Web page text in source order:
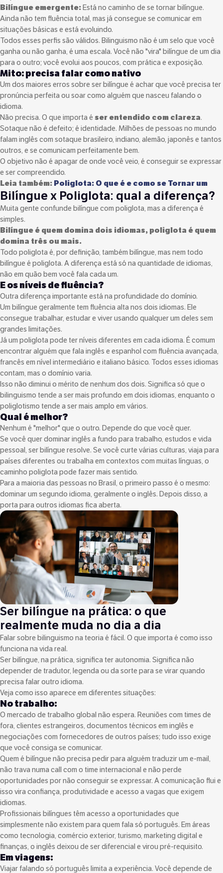
Bilíngue emergente:Está no caminho de se tornar bilíngue.
Ainda não tem fluência total, mas já consegue se comunicar em
situações básicas e está evoluindo.
Todos esses perfis são válidos. Bilinguismo não é um selo que você
ganha ou não ganha, é uma escala. Você não "vira" bilíngue de um dia
para o outro; você evolui aos poucos, com prática e exposição.
Mito: precisa falar como nativo
Um dos maiores erros sobre ser bilíngue é achar que você precisa ter
pronúncia perfeita ou soar como alguém que nasceu falando o
idioma.
Não precisa. O que importa é ser entendido com clareza.
Sotaque não é defeito; é identidade. Milhões de pessoas no mundo
falam inglês com sotaque brasileiro, indiano, alemão, japonês e tantos
outros, e se comunicam perfeitamente bem.
O objetivo não é apagar de onde você veio, é conseguir se expressar
e ser compreendido.
Leia também: Poliglota: O que é e como se Tornar um
Bilíngue x Poliglota: qual a diferença?
Muita gente confunde bilíngue com poliglota, mas a diferença é
simples.
Bilíngue é quem domina dois idiomas, poliglota é quem
domina três ou mais.
Todo poliglota é, por definição, também bilíngue, mas nem todo
bilíngue é poliglota. A diferença está só na quantidade de idiomas,
não em quão bem você fala cada um.
E os níveis de fluência?
Outra diferença importante está na profundidade do domínio.
Um bilíngue geralmente tem fluência alta nos dois idiomas. Ele
consegue trabalhar, estudar e viver usando qualquer um deles sem
grandes limitações.
Já um poliglota pode ter níveis diferentes em cada idioma. É comum
encontrar alguém que fala inglês e espanhol com fluência avançada,
francês em nível intermediário e italiano básico. Todos esses idiomas
contam, mas o domínio varia.
Isso não diminui o mérito de nenhum dos dois. Significa só que o
bilinguismo tende a ser mais profundo em dois idiomas, enquanto o
poliglotismo tende a ser mais amplo em vários.
Qual é melhor?
Nenhum é "melhor" que o outro. Depende do que você quer.
Se você quer dominar inglês a fundo para trabalho, estudos e vida
pessoal, ser bilíngue resolve. Se você curte várias culturas, viaja para
países diferentes ou trabalha em contextos com muitas línguas, o
caminho poliglota pode fazer mais sentido.
Para a maioria das pessoas no Brasil, o primeiro passo é o mesmo:
dominar um segundo idioma, geralmente o inglês. Depois disso, a
porta para outros idiomas fica aberta.
Ser bilíngue na prática: o que
realmente muda no dia a dia
Falar sobre bilinguismo na teoria é fácil. O que importa é como isso
funciona na vida real.
Ser bilíngue, na prática, significa ter autonomia. Significa não
depender de tradutor, legenda ou da sorte para se virar quando
precisa falar outro idioma.
Veja como isso aparece em diferentes situações:
No trabalho:
O mercado de trabalho global não espera. Reuniões com times de
fora, clientes estrangeiros, documentos técnicos em inglês e
negociações com fornecedores de outros países; tudo isso exige
que você consiga se comunicar.
Quem é bilíngue não precisa pedir para alguém traduzir um e-mail,
não trava numa call com o time internacional e não perde
oportunidades por não conseguir se expressar. A comunicação flui e
isso vira confiança, produtividade e acesso a vagas que exigem
idiomas.
Profissionais bilíngues têm acesso a oportunidades que
simplesmente não existem para quem fala só português. Em áreas
como tecnologia, comércio exterior, turismo, marketing digital e
finanças, o inglês deixou de ser diferencial e virou pré-requisito.
Em viagens:
Viajar falando só português limita a experiência. Você depende de